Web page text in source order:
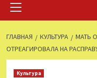
меню
ГЛАВНАЯ КУЛЬТУРА
МАТЬ
ОТРЕАГИРОВАЛА НА
Культура